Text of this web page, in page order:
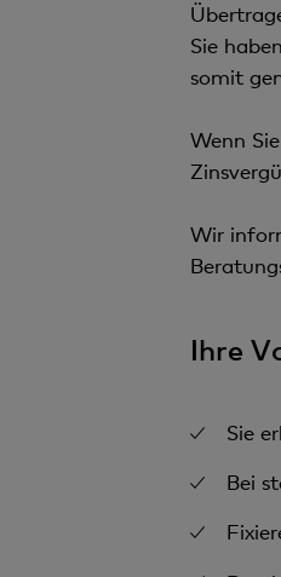
Sie
somit
Wenn
Wir
Ihre
Sie
Bei